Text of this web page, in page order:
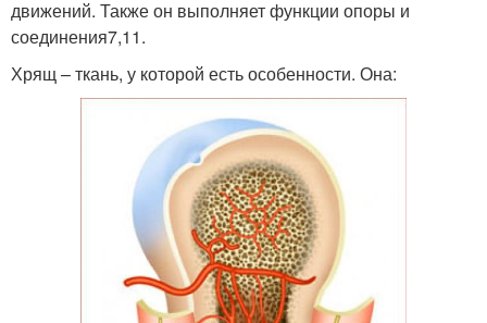
движений. Также он выполняет функции опоры и
соединения7,11.
Хрящ – ткань, у которой есть особенности. Она: